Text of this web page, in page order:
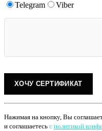
Telegram Viber
Нажимая на кнопку, Вы
и соглашаетесь с политикой